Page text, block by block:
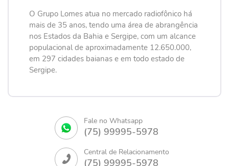
O Grupo Lomes atua no mercado radiofônico há
mais de 35 anos, tendo uma área de abrangência
nos Estados da Bahia e Sergipe, com um alcance
populacional de aproximadamente 12.650.000,
em 297 cidades baianas e em todo estado de
Sergipe.
Fale no Whatsapp
(75) 99995-5978
Central de Relacionamento
(75) 99995-5978